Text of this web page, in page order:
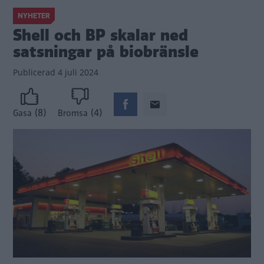
NYHETER
Shell och BP skalar ned
satsningar på biobränsle
Publicerad 4 juli 2024
Gasa (8) Bromsa (4)